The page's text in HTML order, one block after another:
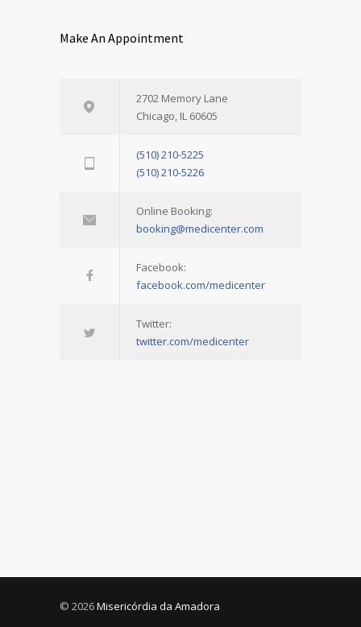
Make An Appointment
2702 Memory Lane
Chicago, IL 60605
(510) 210-5225
(510) 210-5226
Online Booking:
booking@medicenter.com
Facebook:
facebook.com/medicenter
Twitter:
twitter.com/medicenter
© 2026Misericórdia da Amadora